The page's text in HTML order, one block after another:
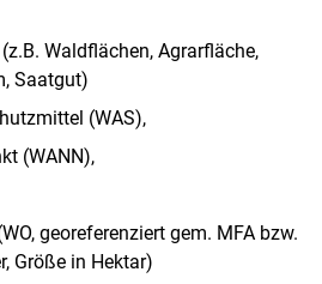
Waldflächen, Agrarfläche,
Saatgut)
(WAS),
(WANN),
georeferenziert gem. MFA bzw.
Größe in Hektar)